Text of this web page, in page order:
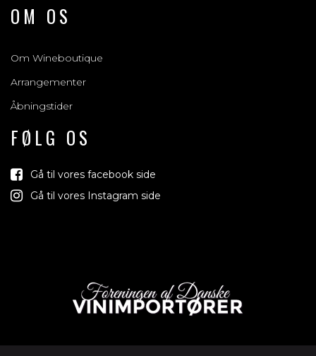
OM OS
Om Wineboutique
Arrangementer
Åbningstider
FØLG OS
Gå til vores facebook side
Gå til vores Instagram side